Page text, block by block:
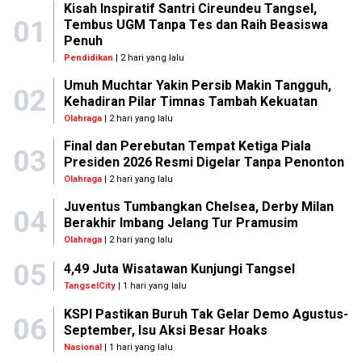
01
Kisah Inspiratif Santri Cireundeu Tangsel,
Tembus UGM Tanpa Tes dan Raih Beasiswa
Penuh
Pendidikan | 2 hari yang lalu
02
Umuh Muchtar Yakin Persib Makin Tangguh,
Kehadiran Pilar Timnas Tambah Kekuatan
Olahraga| 2 hari yang lalu
03
Final dan Perebutan Tempat Ketiga Piala
Presiden 2026 Resmi Digelar Tanpa Penonton
Olahraga| 2 hari yang lalu
04
Juventus Tumbangkan Chelsea, Derby Milan
Berakhir Imbang Jelang Tur Pramusim
Olahraga| 2 hari yang lalu
05 4,49 Juta Wisatawan Kunjungi Tangsel
TangselCity | 1 hari yang lalu
06
KSPI Pastikan Buruh Tak Gelar Demo Agustus-
September, Isu Aksi Besar Hoaks
Nasional| 1 hari yang lalu